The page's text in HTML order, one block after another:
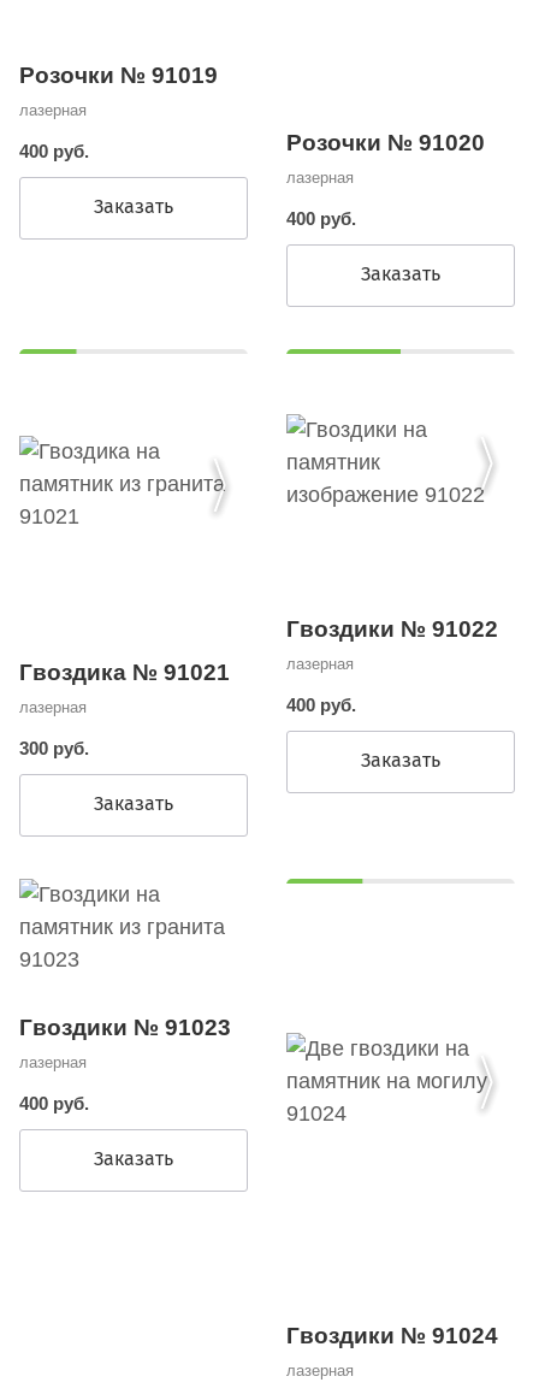
Розочки № 91019
лазерная
400 руб.
Заказать
Розочки № 91020
лазерная
400 руб.
Заказать
Гвоздика № 91021
лазерная
300 руб.
Заказать
Гвоздики № 91022
лазерная
400 руб.
Заказать
Гвоздики № 91023
лазерная
400 руб.
Заказать
Гвоздики № 91024
лазерная